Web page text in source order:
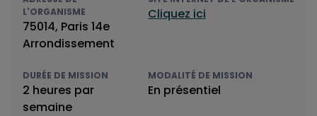
L'ORGANISME
75014, Paris 14e
Arrondissement
Cliquez ici
DURÉE DE MISSION
2 heures par
semaine
MODALITÉ DE MISSION
En présentiel